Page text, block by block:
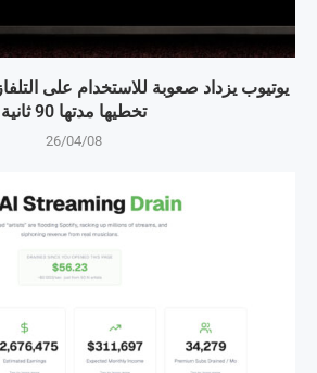
يوتيوب يزداد صعوبة للاستخدام على
تخطيها مدتها 90 ثانية
26/04/08